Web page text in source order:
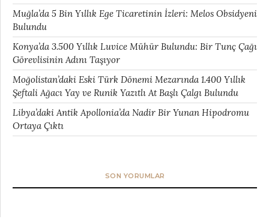
Muğla’da 5 Bin Yıllık Ege Ticaretinin İzleri: Melos Obsidyeni
Bulundu
Konya’da 3.500 Yıllık Luvice Mühür Bulundu: Bir Tunç Çağı
Görevlisinin Adını Taşıyor
Moğolistan’daki Eski Türk Dönemi Mezarında 1.400 Yıllık
Şeftali Ağacı Yay ve Runik Yazıtlı At Başlı Çalgı Bulundu
Libya’daki Antik Apollonia’da Nadir Bir Yunan Hipodromu
Ortaya Çıktı
SON YORUMLAR